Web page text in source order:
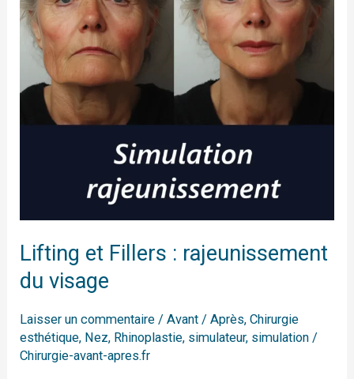
Lifting et Fillers : rajeunissement
du visage
Laisser un commentaire /Avant / Après,Chirurgie
esthétique, Nez, Rhinoplastie, simulateur, simulation /
Chirurgie-avant-apres.fr
rajeunissement
du
visage